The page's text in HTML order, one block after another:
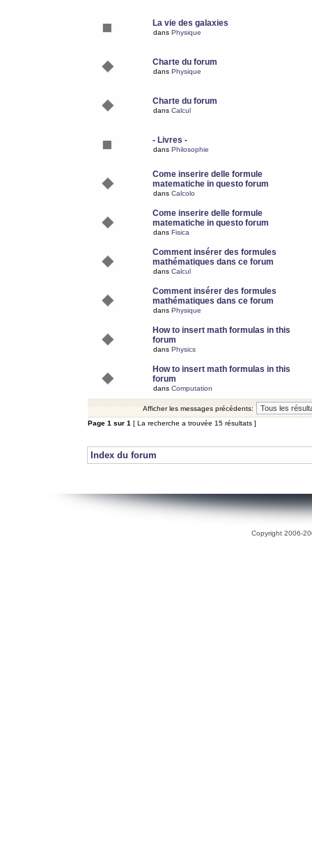
La vie des galaxies
dans Physique
Charte du forum
dans Physique
Charte du forum
dans Calcul
- Livres -
dans Philosophie
Come inserire delle formule
matematiche in questo forum
dans Calcolo
Come inserire delle formule
matematiche in questo forum
dans Fisica
Comment insérer des formules
mathématiques dans ce forum
dans Calcul
Comment insérer des formules
mathématiques dans ce forum
dans Physique
How to insert math formulas in this
forum
dans Physics
How to insert math formulas in this
forum
dans Computation
Afficher les messages précédents:
Page 1 sur 1 [ La recherche a trouvée 15 résultats ]
Index du forum
Copyright 2006-